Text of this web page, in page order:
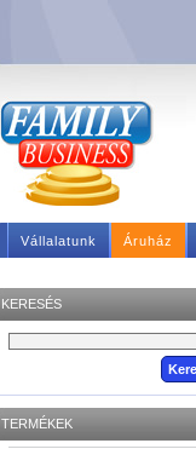
Vállalatunk Áruház
KERESÉS
TERMÉKEK